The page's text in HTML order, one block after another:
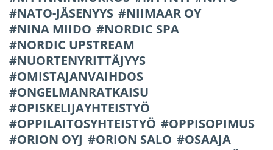
NATO-JÄSENYYS
NIIMAAR OY
NINA MIIDO
NORDIC SPA
NORDIC UPSTREAM
NUORTENYRITTÄJYYS
OMISTAJANVAIHDOS
ONGELMANRATKAISU
OPISKELIJAYHTEISTYÖ
OPPILAITOSYHTEISTYÖ
OPPISOPIMUS
ORION OYJ
ORION SALO
OSAAJA